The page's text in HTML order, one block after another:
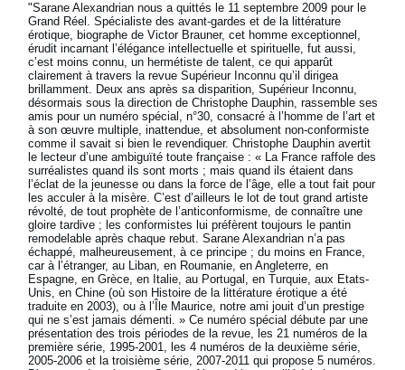
"Sarane Alexandrian nous a quittés le 11 septembre 2009 pour le
Grand Réel. Spécialiste des avant-gardes et de la littérature
érotique, biographe de Victor Brauner, cet homme exceptionnel,
érudit incarnant l’élégance intellectuelle et spirituelle, fut aussi,
c’est moins connu, un hermétiste de talent, ce qui apparût
clairement à travers la revue Supérieur Inconnu qu’il dirigea
brillamment. Deux ans après sa disparition, Supérieur Inconnu,
désormais sous la direction de Christophe Dauphin, rassemble ses
amis pour un numéro spécial, n°30, consacré à l’homme de l’art et
à son œuvre multiple, inattendue, et absolument non-conformiste
comme il savait si bien le revendiquer. Christophe Dauphin avertit
le lecteur d’une ambiguïté toute française : « La France raffole des
surréalistes quand ils sont morts ; mais quand ils étaient dans
l’éclat de la jeunesse ou dans la force de l’âge, elle a tout fait pour
les acculer à la misère. C’est d’ailleurs le lot de tout grand artiste
révolté, de tout prophète de l’anticonformisme, de connaître une
gloire tardive ; les conformistes lui préfèrent toujours le pantin
remodelable après chaque rebut. Sarane Alexandrian n’a pas
échappé, malheureusement, à ce principe ; du moins en France,
car à l’étranger, au Liban, en Roumanie, en Angleterre, en
Espagne, en Grèce, en Italie, au Portugal, en Turquie, aux Etats-
Unis, en Chine (où son Histoire de la littérature érotique a été
traduite en 2003), ou à l’Île Maurice, notre ami jouit d’un prestige
qui ne s’est jamais démenti. » Ce numéro spécial débute par une
présentation des trois périodes de la revue, les 21 numéros de la
première série, 1995-2001, les 4 numéros de la deuxième série,
2005-2006 et la troisième série, 2007-2011 qui propose 5 numéros.